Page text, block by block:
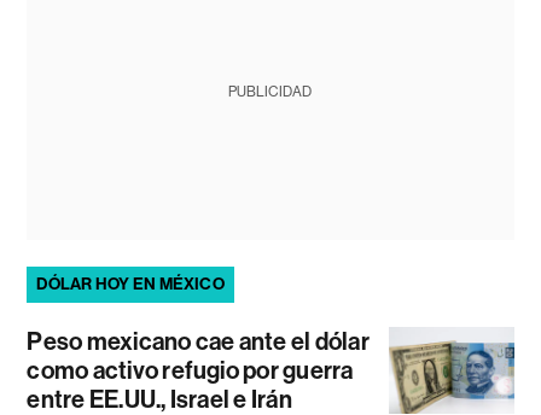
PUBLICIDAD
DÓLAR HOY EN MÉXICO
Peso mexicano cae ante el dólar
como activo refugio por guerra
entre EE.UU., Israel e Irán